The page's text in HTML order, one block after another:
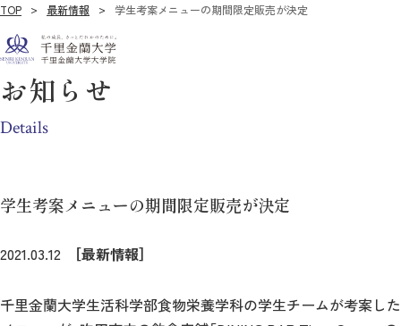
TOP 最新情報 学生考案メニューの期間限定販売が決定
お知らせ
Details
学生考案メニューの期間限定販売が決定
2021.03.12 ［最新情報］
千里金蘭大学生活科学部食物栄養学科の学生チームが考案した